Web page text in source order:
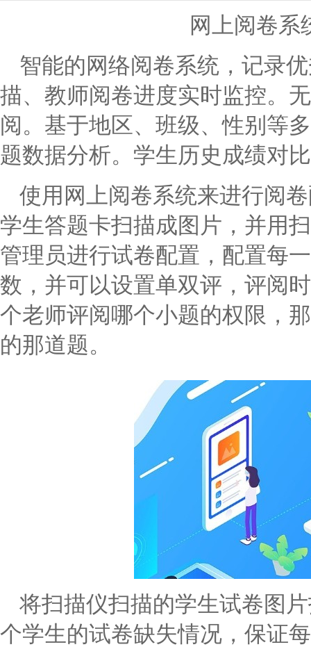
网上阅卷系
智能的网络阅卷系统，记录
描、教师阅卷进度实时监控。
阅。基于地区、班级、性别等
题数据分析。学生历史成绩对
使用网上阅卷系统来进行阅
学生答题卡扫描成图片，并用
管理员进行试卷配置，配置每
数，并可以设置单双评，评阅
个老师评阅哪个小题的权限，
的那道题。
将扫描仪扫描的学生试卷图
个学生的试卷缺失情况，保证